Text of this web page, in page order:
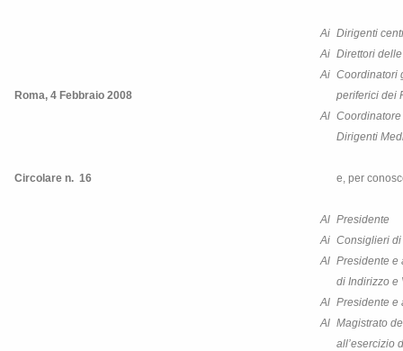
Ai Dirigenti
Ai Direttori
Ai Coordinatori
Roma, 4 Febbraio 2008
periferici dei
Al
Dirigenti
Circolare n. 16 e, per
Al Presidente
Ai Consiglieri
Al Presidente e
di Indirizzo e
Al Presidente e
Al Magistrato
all’esercizio